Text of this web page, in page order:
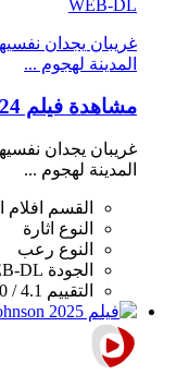
WEB-DL
غريبان يجدان
المدينة لهجوم ...
مشاهدة فيلم Scurry 2024 مترجم
غريبان يجدان
المدينة لهجوم ...
القسم
النوع اثارة
النوع رعب
الجودة DL
التقييم 4.1 / 10